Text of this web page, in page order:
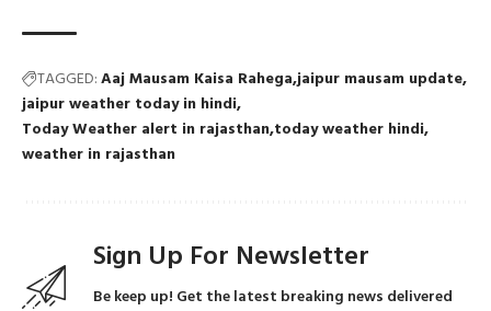
TAGGED:Aaj Mausam Kaisa Rahega jaipur mausam update
jaipur weather today in hindi
Today Weather alert in rajasthan today weather hindi
weather in rajasthan
Sign Up For Newsletter
Be keep up! Get the latest breaking news delivered